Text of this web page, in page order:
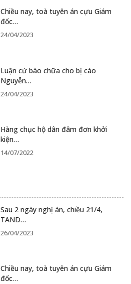
Chiều nay, toà tuyên án cựu Giám
đốc…
24/04/2023
Luận cứ bào chữa cho bị cáo
Nguyễn…
24/04/2023
Hàng chục hộ dân đâm đơn khởi
kiện…
14/07/2022
Sau 2 ngày nghị án, chiều 21/4,
TAND…
26/04/2023
Chiều nay, toà tuyên án cựu Giám
đốc…